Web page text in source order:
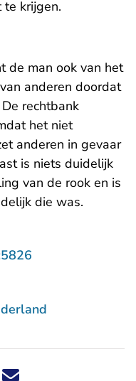
te krijgen.
de man ook van het
anderen doordat
rechtbank
het niet
anderen in gevaar
is niets duidelijk
van de rook en is
die was.
nieuwsbericht via X -
dit nieuwsbericht via
Deel dit nieuwsbericht
Deel dit